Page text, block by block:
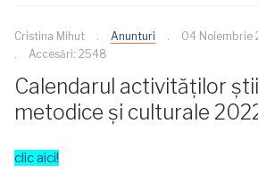
Cristina Mihut Anunturi
04 Noiembrie
Accesări: 2548
Calendarul activităților
metodice și culturale
clic aici!